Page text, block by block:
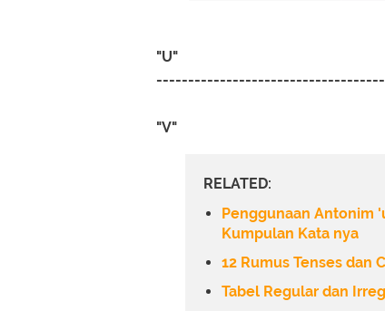
"U"
"V"
RELATED:
Penggunaan Antonim
Kumpulan Kata nya
12 Rumus Tenses dan
Tabel Regular dan